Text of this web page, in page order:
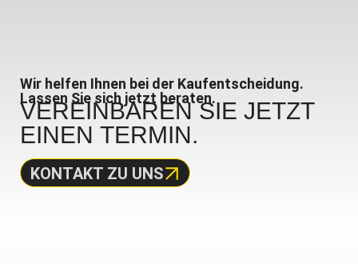
Wir helfen Ihnen bei der Kaufentscheidung.
Lassen Sie sich jetzt beraten.
VEREINBAREN SIE JETZT
EINEN TERMIN.
KONTAKT ZU UNS